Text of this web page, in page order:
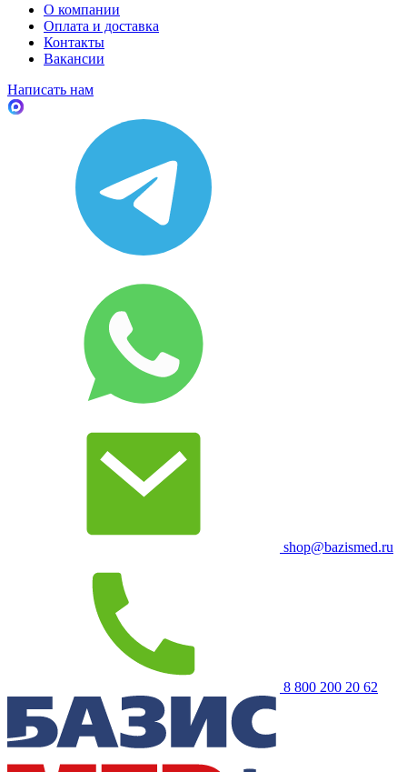
О компании
Оплата и доставка
Контакты
Вакансии
Написать нам
shop@bazismed.ru
8 800 200 20 62